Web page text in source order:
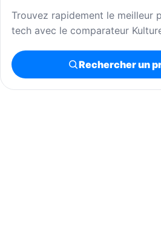
Trouvez rapidement le meilleur
tech avec le comparateur
Rechercher un